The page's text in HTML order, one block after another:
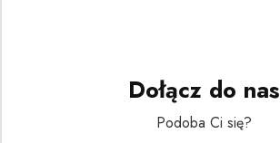
Dołącz do nas
Podoba Ci się?